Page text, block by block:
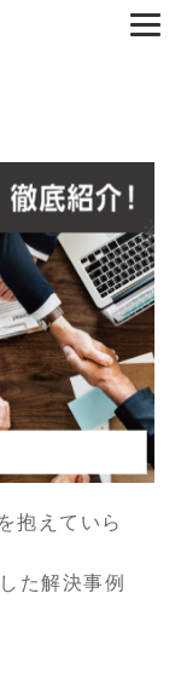
抱えていら
た解決事例